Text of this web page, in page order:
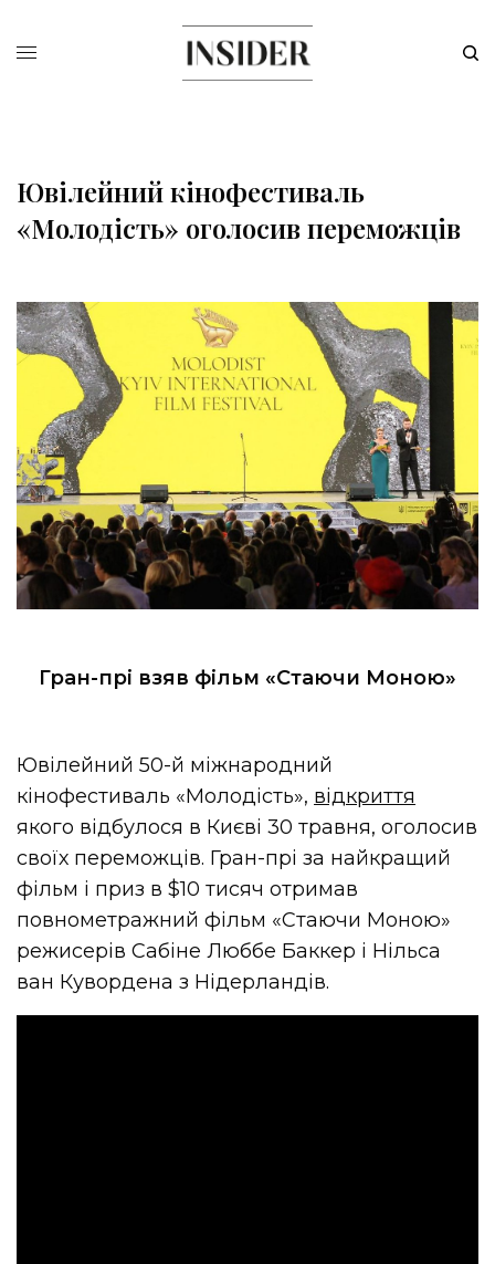
Ювілейний кінофестиваль
«Молодість» оголосив переможців
Гран-прі взяв фільм «Стаючи Моною»
Ювілейний 50-й міжнародний
кінофестиваль «Молодість», відкриття
якого відбулося в Києві 30 травня, оголосив
своїх переможців. Гран-прі за найкращий
фільм і приз в $10 тисяч отримав
повнометражний фільм «Стаючи Моною»
режисерів Сабіне Люббе Баккер і Нільса
ван Кувордена з Нідерландів.